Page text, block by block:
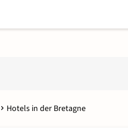
Hotels in der Bretagne